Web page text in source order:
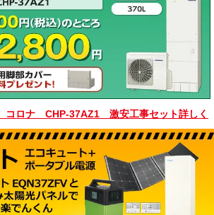
コロナ CHP-37AZ1 激安工事セット詳しく